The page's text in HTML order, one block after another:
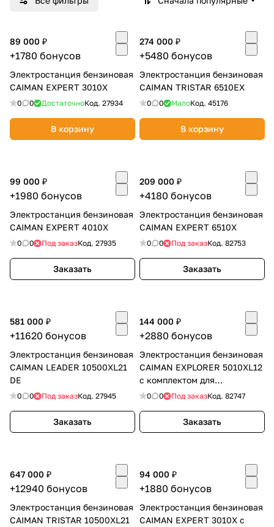
89 000 ₽
+1780 бонусов
Электростанция бензиновая
CAIMAN EXPERT 3010X
0 0 ДостаточноКод. 27934
В корзину
274 000 ₽
+5480 бонусов
Электростанция бензиновая
CAIMAN TRISTAR 6510EX
0 0 МалоКод. 45176
В корзину
99 000 ₽
+1980 бонусов
Электростанция бензиновая
CAIMAN EXPERT 4010X
0 0 Под заказКод. 27935
Заказать
209 000 ₽
+4180 бонусов
Электростанция бензиновая
CAIMAN EXPERT 6510X
0 0 Под заказКод. 82753
Заказать
581 000 ₽
+11620 бонусов
Электростанция бензиновая
CAIMAN LEADER 10500XL21
DE
0 0 Под заказКод. 27945
Заказать
144 000 ₽
+2880 бонусов
Электростанция бензиновая
CAIMAN EXPLORER 5010XL12
с комплектом для
транспортировки
0 0 Под заказКод. 82747
Заказать
647 000 ₽
+12940 бонусов
Электростанция бензиновая
CAIMAN TRISTAR 10500XL21
94 000 ₽
+1880 бонусов
Электростанция бензиновая
CAIMAN EXPERT 3010X с
Оплачивайте сегодня только
25% картой любого банка
Получайте товар
выбранный способом
Оставшиеся 75% будут
списываться
с вашей карты
по25%каждые 2 недели
Подробнее
25
раз в 2
недели
8 800 302-02-51
plait.ru